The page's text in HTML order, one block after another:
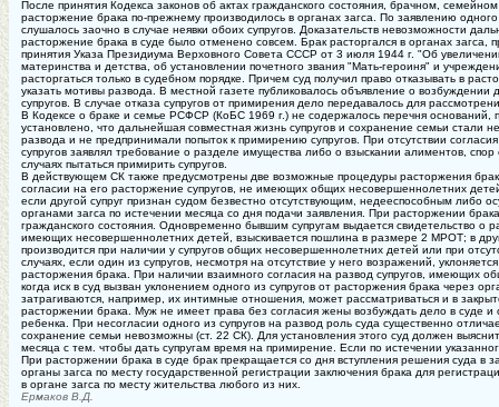
После принятия Кодекса законов об актах гражданского состояния, брачном,
расторжение брака по-прежнему производилось в органах загса. По заявлению
слушалось заочно в случае неявки обоих супругов. Доказательств невозможности
расторжение брака в суде было отменено совсем. Брак расторгался в органах
принятия Указа Президиума Верховного Совета СССР от 3 июля 1944 г. "Об
материнства и детства, об установлении почетного звания "Мать-героиня" и
расторгаться только в судебном порядке. Причем суд получил право отказывать в
указать мотивы развода. В местной газете публиковалось объявление о
супругов. В случае отказа супругов от примирения дело передавалось для
В Кодексе о браке и семье РСФСР (КоБС 1969 г.) не содержалось перечня оснований,
установлено, что дальнейшая совместная жизнь супругов и сохранение семьи
развода и не предпринимали попыток к примирению супругов. При отсутствии
супругов заявлял требование о разделе имущества либо о взыскании алиментов,
случаях пытаться примирить супругов.
В действующем СК также предусмотрены две возможные процедуры расторжения
согласии на его расторжение супругов, не имеющих общих несовершеннолетних
если другой супруг признан судом безвестно отсутствующим, недееспособным либо
органами загса по истечении месяца со дня подачи заявления. При расторжении
гражданского состояния. Одновременно бывшим супругам выдается свидетельство о
имеющих несовершеннолетних детей, взыскивается пошлина в размере 2 МРОТ; в
производится при наличии у супругов общих несовершеннолетних детей или при
случаях, если один из супругов, несмотря на отсутствие у него возражений,
расторжения брака. При наличии взаимного согласия на развод супругов, имеющих
когда иск в суд вызван уклонением одного из супругов от расторжения брака через
затрагиваются, например, их интимные отношения, может рассматриваться и в
расторжении брака. Муж не имеет права без согласия жены возбуждать дело в суде
ребенка. При несогласии одного из супругов на развод роль суда существенно
сохранение семьи невозможны (ст. 22 СК). Для установления этого суд должен
месяца с тем. чтобы дать супругам время на примирение. Если по истечении
При расторжении брака в суде брак прекращается со дня вступления решения суда в
органы загса по месту государственной регистрации заключения брака для
в органе загса по месту жительства любого из них.
Ермаков В.Д.